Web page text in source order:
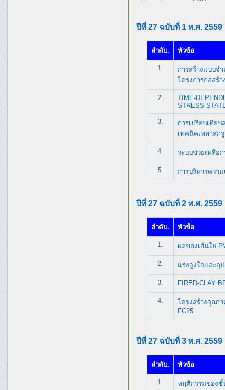
ปีที่ 27 ฉบับที่ 1 พ.ศ. 2559
ลำดับ. หัวข้อ
1.
การสร้างแบบจ
โครงการก่อสร้า
2.
TIME-
STRESS
3.
การเปรียบเทีย
เทคนิคเพลาสกรู
4. ระบบช่วยเหลือ
5. การบริหารควา
ปีที่ 27 ฉบับที่ 2 พ.ศ. 2559
ลำดับ. หัวข้อ
1. ผลของเส้นใย
2. แรงจูงใจและอุ
3. FIRED-CLAY
4.
โครงสร้างจุลภ
FC25
ปีที่ 27 ฉบับที่ 3 พ.ศ. 2559
ลำดับ. หัวข้อ
1. พฤติกรรมของชั้